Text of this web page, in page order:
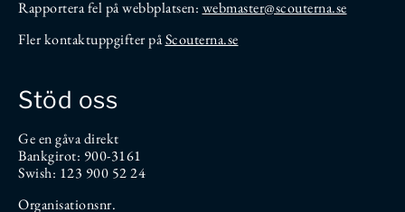
Rapportera fel på webbplatsen: webmaster@scouterna.se
Fler kontaktuppgifter påScouterna.se
Stöd oss
Ge en gåva direkt
Bankgirot: 900-3161
Swish: 123 900 52 24
Organisationsnr.